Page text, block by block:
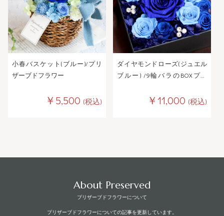
小春バスケット(ブルー)/プリ
ザーブドフラワー
￥5,500 (税込)
ダイヤモンドローズ(ジュエル
ブルー) /9輪バラのBOXプリ
￥11,000 (税込)
About Preserved
プリザーブドフラワーについて
プリザーブドフラワーについての記事を更新しています。